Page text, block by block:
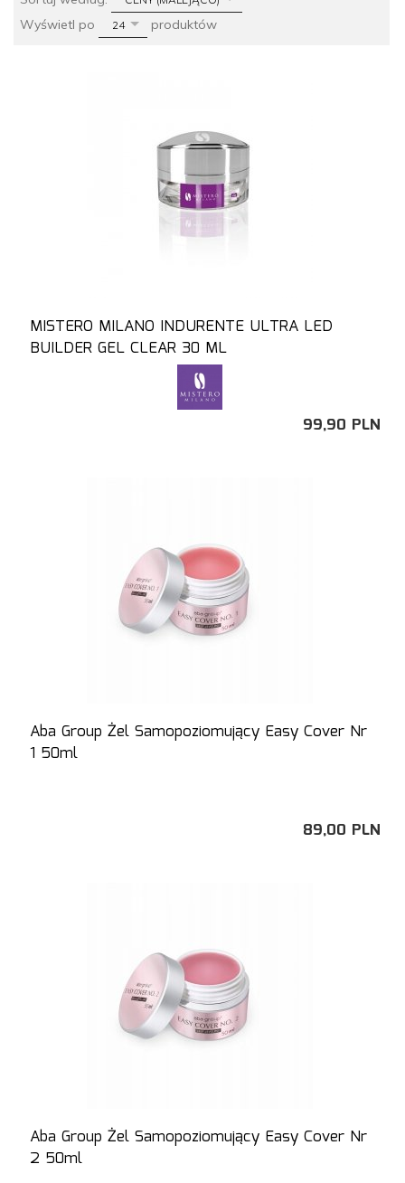
Wyświetl po pop
24 produktów
MISTERO MILANO INDURENTE ULTRA LED
BUILDER GEL CLEAR 30 ML
99,90 PLN
Aba Group Żel Samopoziomujący Easy Cover Nr
1 50ml
89,00 PLN
Aba Group Żel Samopoziomujący Easy Cover Nr
2 50ml